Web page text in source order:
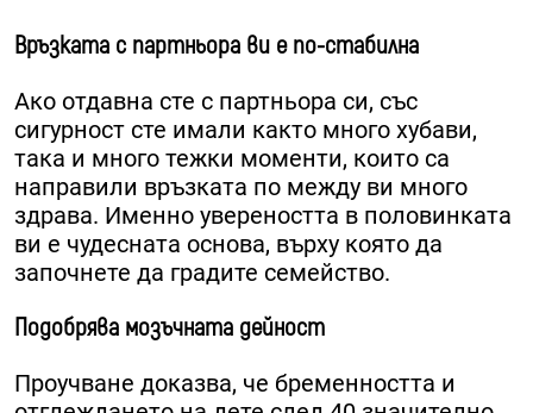
Връзката с партньора ви е по-стабилна
Ако отдавна сте с партньора си, със
сигурност сте имали както много хубави,
така и много тежки моменти, които са
направили връзката по между ви много
здрава. Именно увереността в половинката
ви е чудесната основа, върху която да
започнете да градите семейство.
Подобрява мозъчната дейност
Проучване доказва, че бременността и